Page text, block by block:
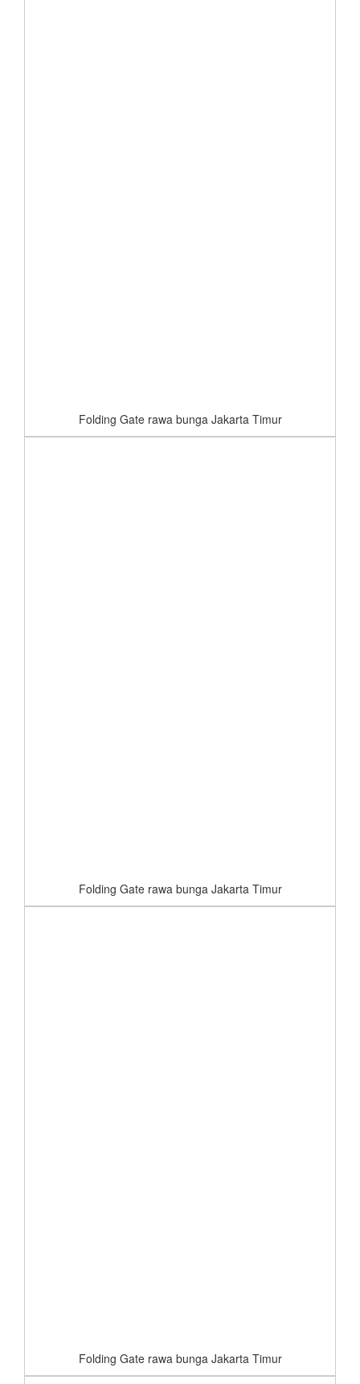
Folding Gate rawa bunga Jakarta Timur
Folding Gate rawa bunga Jakarta Timur
Folding Gate rawa bunga Jakarta Timur